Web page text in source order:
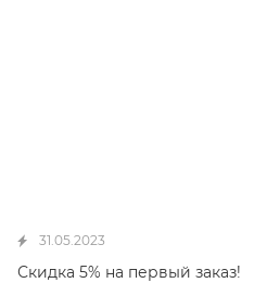
31.05.2023
Скидка 5% на первый заказ!